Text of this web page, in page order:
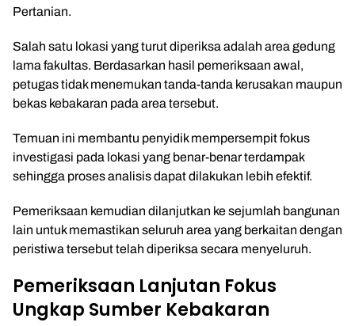
Pertanian.
Salah satu lokasi yang turut diperiksa adalah area gedung
lama fakultas. Berdasarkan hasil pemeriksaan awal,
petugas tidak menemukan tanda-tanda kerusakan maupun
bekas kebakaran pada area tersebut.
Temuan ini membantu penyidik mempersempit fokus
investigasi pada lokasi yang benar-benar terdampak
sehingga proses analisis dapat dilakukan lebih efektif.
Pemeriksaan kemudian dilanjutkan ke sejumlah bangunan
lain untuk memastikan seluruh area yang berkaitan dengan
peristiwa tersebut telah diperiksa secara menyeluruh.
Pemeriksaan Lanjutan Fokus
Ungkap Sumber Kebakaran